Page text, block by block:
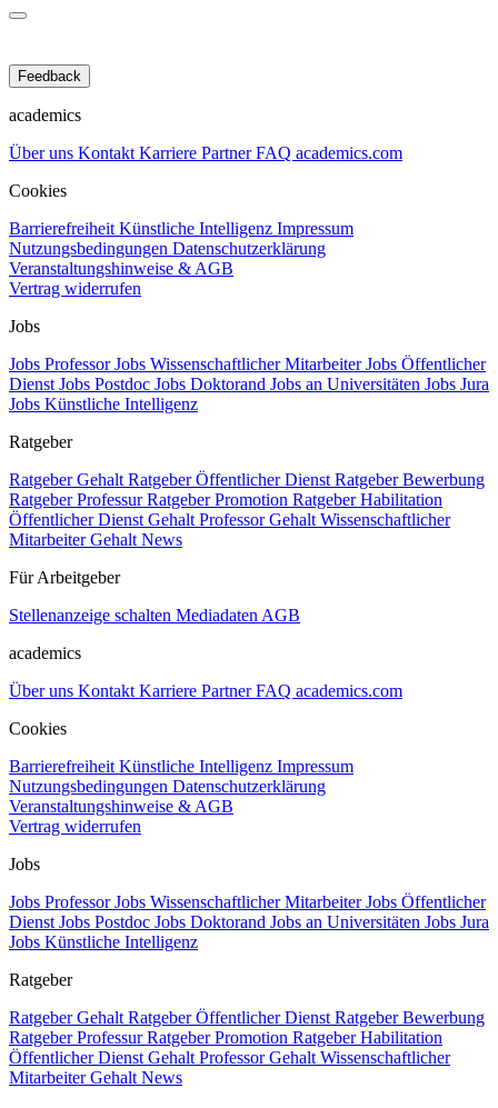
Feedback
academics
Über uns Kontakt Karriere PartnerFAQ academics.com
Cookies
Barrierefreiheit Künstliche Intelligenz Impressum
Nutzungsbedingungen Datenschutzerklärung
Veranstaltungshinweise & AGB
Vertrag widerrufen
Jobs
Jobs ProfessorJobs Wissenschaftlicher MitarbeiterJobs Öffentlicher
Dienst Jobs Postdoc Jobs Doktorand Jobs an Universitäten Jobs Jura
Jobs Künstliche Intelligenz
Ratgeber
Ratgeber Gehalt Ratgeber Öffentlicher Dienst Ratgeber Bewerbung
Ratgeber ProfessurRatgeber Promotion Ratgeber Habilitation
Öffentlicher Dienst Gehalt Professor Gehalt Wissenschaftlicher
Mitarbeiter Gehalt News
Für Arbeitgeber
Stellenanzeige schalten Mediadaten AGB
academics
Über uns Kontakt Karriere PartnerFAQ academics.com
Cookies
Barrierefreiheit Künstliche Intelligenz Impressum
Nutzungsbedingungen Datenschutzerklärung
Veranstaltungshinweise & AGB
Vertrag widerrufen
Jobs
Jobs ProfessorJobs Wissenschaftlicher MitarbeiterJobs Öffentlicher
Dienst Jobs Postdoc Jobs Doktorand Jobs an Universitäten Jobs Jura
Jobs Künstliche Intelligenz
Ratgeber
Ratgeber Gehalt Ratgeber Öffentlicher Dienst Ratgeber Bewerbung
Ratgeber ProfessurRatgeber Promotion Ratgeber Habilitation
Öffentlicher Dienst Gehalt Professor Gehalt Wissenschaftlicher
Mitarbeiter Gehalt News